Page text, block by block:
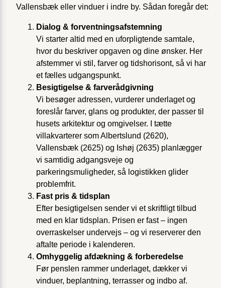
Vallensbæk eller vinduer i indre by. Sådan foregår det:
Dialog & forventningsafstemning
Vi starter altid med en uforpligtende samtale,
hvor du beskriver opgaven og dine ønsker. Her
afstemmer vi stil, farver og tidshorisont, så vi har
et fælles udgangspunkt.
Besigtigelse & farverådgivning
Vi besøger adressen, vurderer underlaget og
foreslår farver, glans og produkter, der passer til
husets arkitektur og omgivelser. I tætte
villakvarterer som Albertslund (2620),
Vallensbæk (2625) og Ishøj (2635) planlægger
vi samtidig adgangsveje og
parkeringsmuligheder, så logistikken glider
problemfrit.
Fast pris & tidsplan
Efter besigtigelsen sender vi et skriftligt tilbud
med en klar tidsplan. Prisen er fast – ingen
overraskelser undervejs – og vi reserverer den
aftalte periode i kalenderen.
Omhyggelig afdækning & forberedelse
Før penslen rammer underlaget, dækker vi
vinduer, beplantning, terrasser og indbo af.